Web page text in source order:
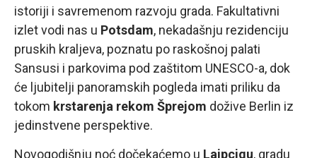
istoriji i savremenom razvoju grada. Fakultativni
izlet vodi nas u Potsdam, nekadašnju rezidenciju
pruskih kraljeva, poznatu po raskošnoj palati
Sansusi i parkovima pod zaštitom UNESCO-a, dok
će ljubitelji panoramskih pogleda imati priliku da
tokom krstarenja rekom Šprejom dožive Berlin iz
jedinstvene perspektive.
Novogodišnju noć dočekaćemo u Lajpcigu, gradu